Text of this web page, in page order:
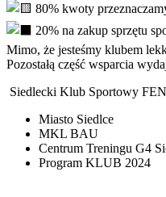
80% kwoty
20% na zakup sprzętu
Mimo, że jesteśmy klubem
Pozostałą część wsparcia
Siedlecki Klub Sportowy
Miasto Siedlce
MKL BAU
Centrum Treningu G4
Program KLUB 2024